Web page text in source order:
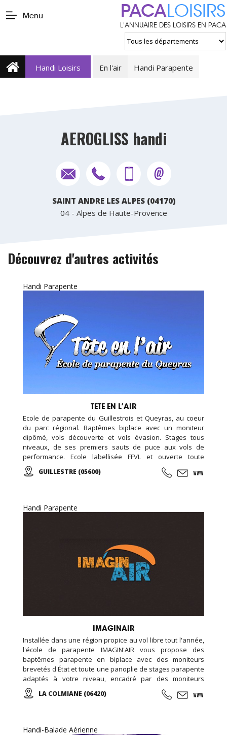
Menu PACALOISIRS
L'ANNUAIRE DES LOISIRS EN PACA
Handi Loisirs En l'air Handi Parapente
AEROGLISS handi
SAINT ANDRE LES ALPES (04170)
04 - Alpes de Haute-Provence
Découvrez d'autres activités
Handi Parapente
TETE EN L’AIR
Ecole de parapente du Guillestrois et Queyras, au coeur
du parc régional. Baptêmes biplace avec un moniteur
dipômé, vols découverte et vols évasion. Stages tous
niveaux, de ses premiers sauts de puce aux vols de
performance. Ecole labellisée FFVL et ouverte toute
l'année.
GUILLESTRE (05600)
Handi Parapente
IMAGINAIR
Installée dans une région propice au vol libre tout l'année,
l'école de parapente IMAGIN'AIR vous propose des
baptêmes parapente en biplace avec des moniteurs
brevetés d'État et toute une panoplie de stages parapente
adaptés à votre niveau, encadré par des moniteurs
diplômés et à votre écoute. De la Colmiane à Roquebrune
Cap Martin, en passant par l'Italie, une multitude de sites
LA COLMIANE (06420)
Handi-Balade Aérienne